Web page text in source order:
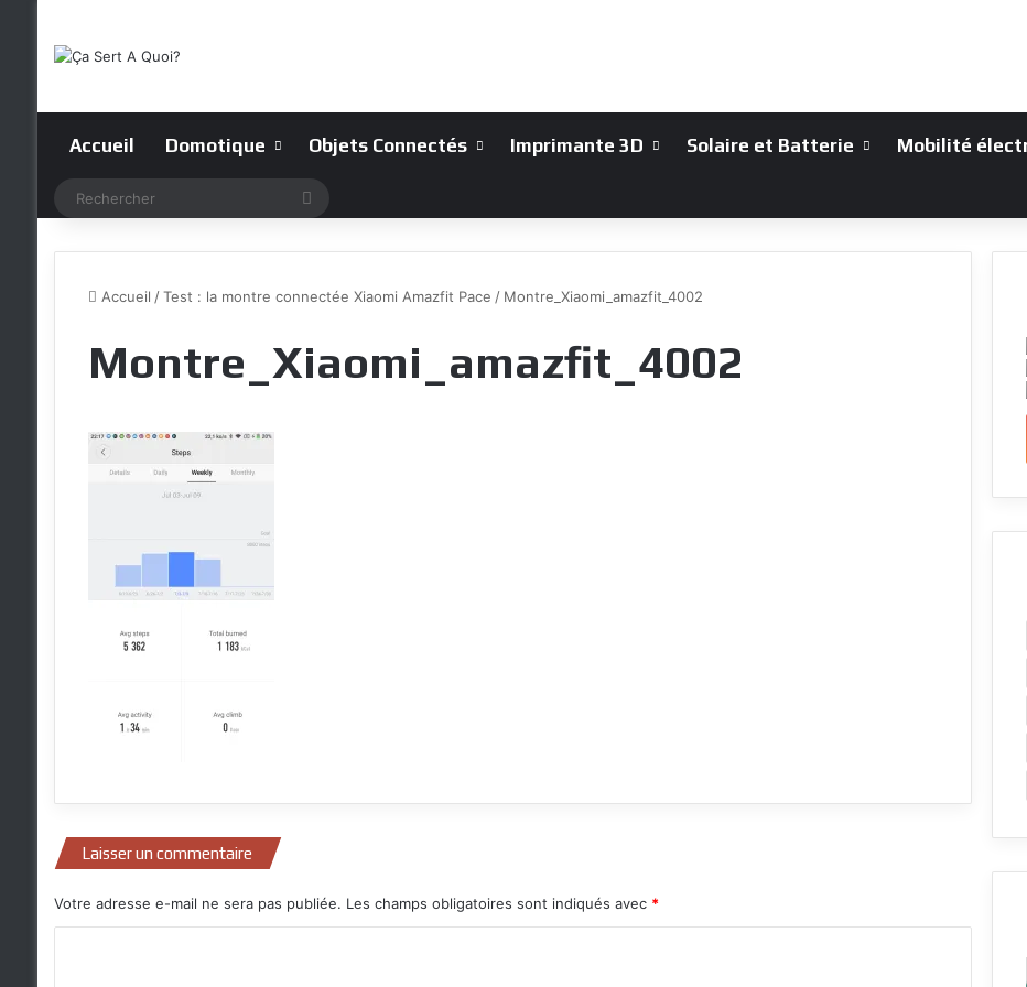
Accueil Domotique Objets Connectés Imprimante 3D Solaire et Batterie Mobilité
Accueil / Test : la montre connectée Xiaomi Amazfit Pace / Montre_Xiaomi_amazfit_4002
Montre_Xiaomi_amazfit_4002
Laisser un commentaire
Votre adresse e-mail ne sera pas publiée. Les champs obligatoires sont indiqués avec *